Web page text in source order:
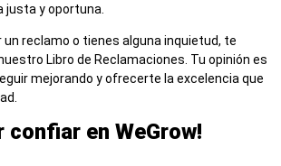
justa y oportuna.
reclamo o tienes alguna inquietud, te
Libro de Reclamaciones. Tu opinión es
mejorando y ofrecerte la excelencia que
confiar en WeGrow!